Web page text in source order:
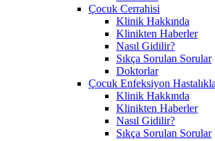
Çocuk Cerrahisi
Klinik Hakkında
Klinikten Haberler
Nasıl Gidilir?
Sıkça Sorulan Sorular
Doktorlar
Çocuk Enfeksiyon
Klinik Hakkında
Klinikten Haberler
Nasıl Gidilir?
Sıkça Sorulan Sorular